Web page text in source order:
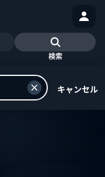
検索
キャンセル